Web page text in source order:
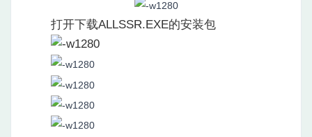
打开下载ALLSSR.EXE的安装包